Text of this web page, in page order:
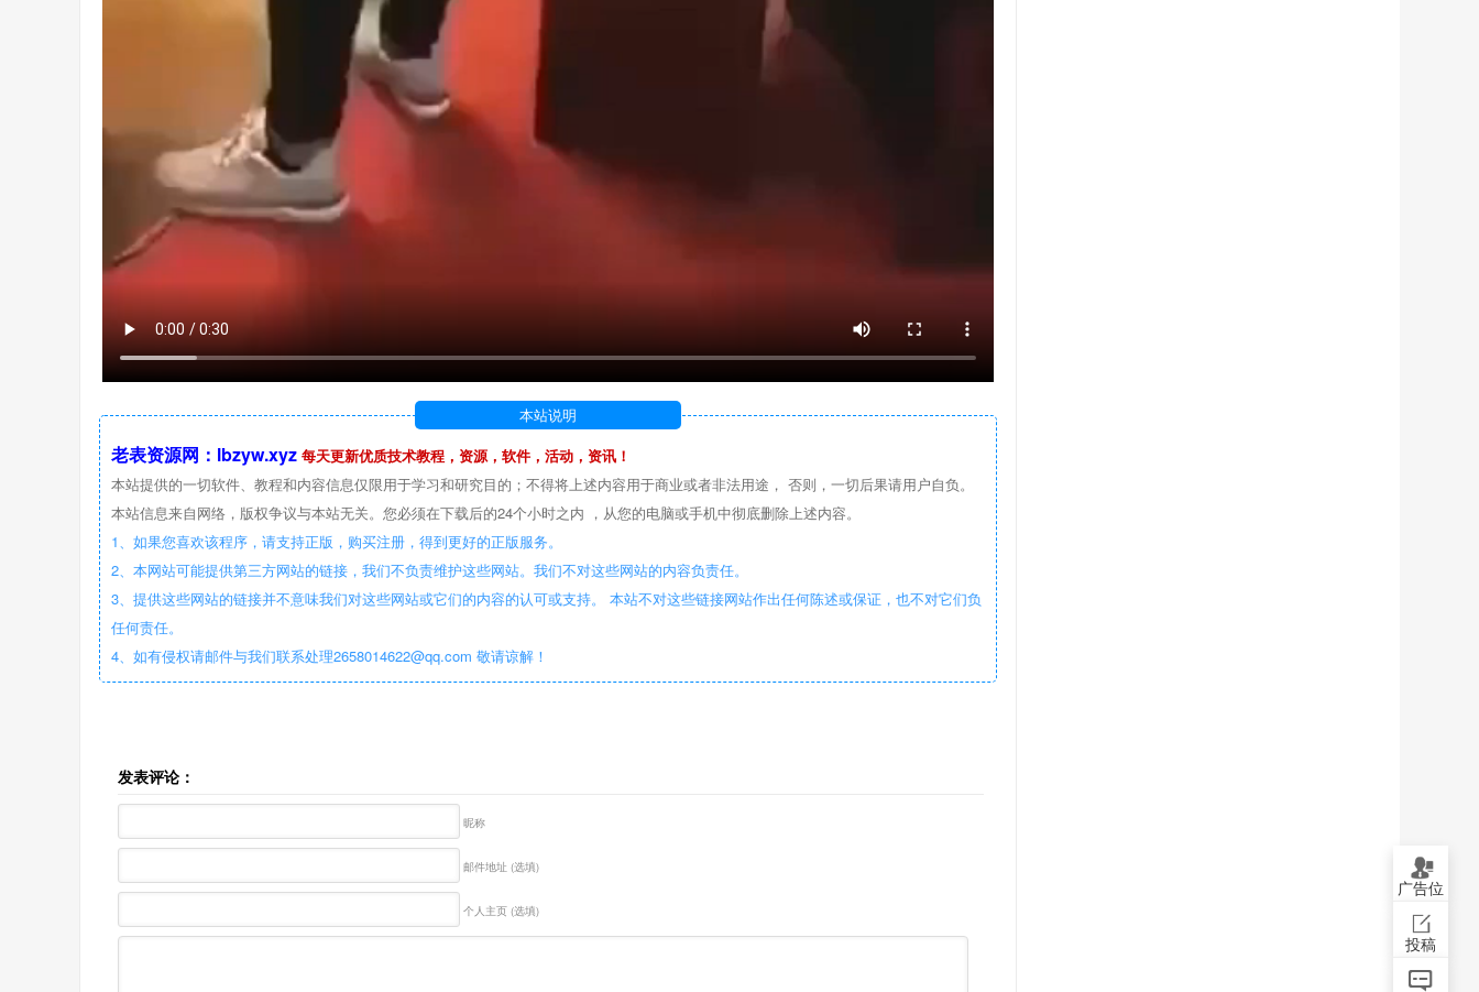
本站说明
老表资源网：lbzyw.xyz 每天更新优质技术教程，资源，软件，活动，资讯！
本站提供的一切软件、教程和内容信息仅限用于学习和研究目的；不得将上述内容用于商业或者非法用途， 否则，一切后果请用户自负。
本站信息来自网络，版权争议与本站无关。您必须在下载后的24个小时之内 ，从您的电脑或手机中彻底删除上述内容。
1、如果您喜欢该程序，请支持正版，购买注册，得到更好的正版服务。
2、本网站可能提供第三方网站的链接，我们不负责维护这些网站。我们不对这些网站的内容负责任。
3、提供这些网站的链接并不意味我们对这些网站或它们的内容的认可或支持。 本站不对这些链接网站作出任何陈述或保证，也不对它们负
任何责任。
4、如有侵权请邮件与我们联系处理2658014622@qq.com 敬请谅解！
发表评论：
昵称
邮件地址 (选填)
个人主页 (选填)
广告位
投稿